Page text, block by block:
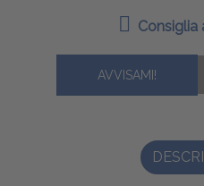
Consiglia
AVVISAMI!